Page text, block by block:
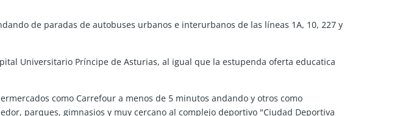
de paradas de autobuses urbanos e interurbanos de las líneas 1A, 10, 227 y
Universitario Príncipe de Asturias, al igual que la estupenda oferta educatica
como Carrefour a menos de 5 minutos andando y otros como
parques, gimnasios y muy cercano al complejo deportivo "Ciudad Deportiva